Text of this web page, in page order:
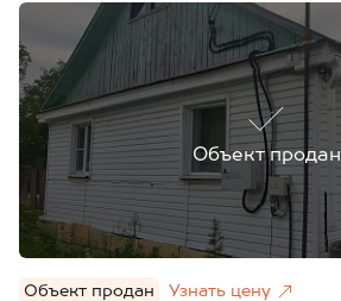
Объект продан
Объект продан Узнать цену